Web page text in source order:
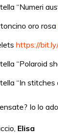
“Numeri
oro rosa
https://
“Polaroid
“In
Io lo
Elisa